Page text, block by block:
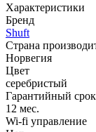
Характеристики
Бренд
Shuft
Страна
Норвегия
Цвет
серебристый
Гарантийный срок
12 мес.
Wi-fi управление